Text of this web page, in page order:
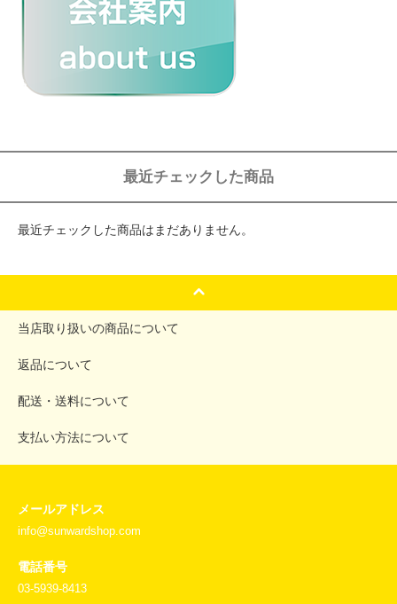
最近チェックした商品
最近チェックした商品はまだありません。
当店取り扱いの商品について
返品について
配送・送料について
支払い方法について
メールアドレス
info@sunwardshop.com
電話番号
03-5939-8413